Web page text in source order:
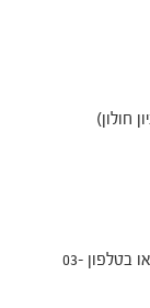
או בטלפון 03-